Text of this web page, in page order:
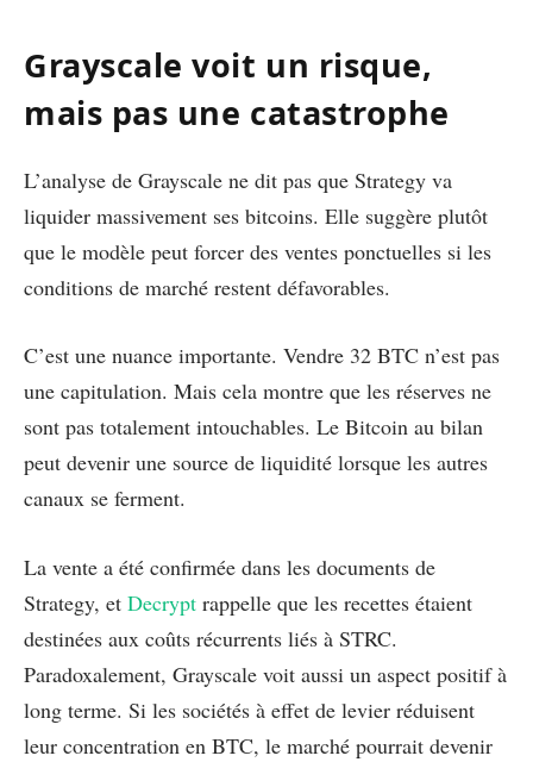
Grayscale voit un risque,
mais pas une catastrophe
L’analyse de Grayscale ne dit pas que Strategy va
liquider massivement ses bitcoins. Elle suggère plutôt
que le modèle peut forcer des ventes ponctuelles si les
conditions de marché restent défavorables.
C’est une nuance importante. Vendre 32 BTC n’est pas
une capitulation. Mais cela montre que les réserves ne
sont pas totalement intouchables. Le Bitcoin au bilan
peut devenir une source de liquidité lorsque les autres
canaux se ferment.
La vente a été confirmée dans les documents de
Strategy, et Decrypt rappelle que les recettes étaient
destinées aux coûts récurrents liés à STRC.
Paradoxalement, Grayscale voit aussi un aspect positif à
long terme. Si les sociétés à effet de levier réduisent
leur concentration en BTC, le marché pourrait devenir